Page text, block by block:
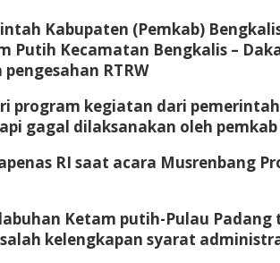
Kabupaten (Pemkab)
Putih Kecamatan Bengkalis –
RTRW
program kegiatan dari
gagal dilaksanakan oleh
RI saat acara Musrenbang
Ketam putih-Pulau
kelengkapan syarat